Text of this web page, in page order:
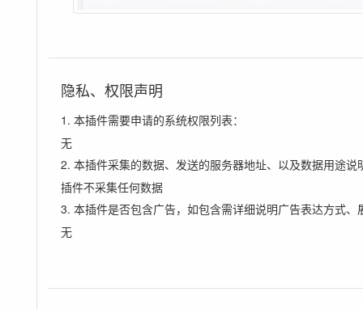
隐私、权限声明
1. 本插件需要申请的系统权限列表：
无
2. 本插件采集的数据、发送的服务器地址、以及数据用途说
插件不采集任何数据
3. 本插件是否包含广告，如包含需详细说明广告表达方式、
无